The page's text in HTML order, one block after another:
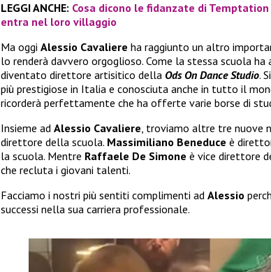
LEGGI ANCHE: Cosa dicono le fidanzate di
entra nel loro villaggio
Ma oggi Alessio Cavaliere ha raggiunto un altro
lo renderà davvero orgoglioso. Come la stessa scuola ha
diventato direttore artisitico della Ods On Dance Studio.
più prestigiose in Italia e conosciuta anche in tutto il
ricorderà perfettamente che ha offerte varie borse di
Insieme ad Alessio Cavaliere, troviamo altre tre nuove
direttore della scuola. Massimiliano Beneduce è
la scuola. Mentre Raffaele De Simone è vice direttore
che recluta i giovani talenti.
Facciamo i nostri più sentiti complimenti ad Alessio
successi nella sua carriera professionale.